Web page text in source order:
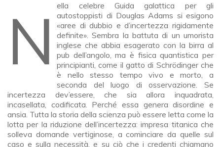
Nella celebre Guida galattica per gli
autostoppisti di Douglas Adams si esigono
«aree di dubbio e d’incertezza rigidamente
definite». Sembra la battuta di un umorista
inglese che abbia esagerato con la birra al
pub dell’angolo, ma è fisica quantistica per
principianti, come il gatto di Schrödinger che
è nello stesso tempo vivo e morto, a
seconda del luogo di osservazione. Se
incertezza dev’essere, che sia allora inquadrata,
incasellata, codificata. Perché essa genera disordine e
ansia. Tutta la storia della scienza può essere letta come la
lotta per la riduzione dell’incertezza: impresa titanica che
solleva domande vertiginose, a cominciare da quelle sul
caso e sulla necessità, e su ciò che i credenti chiamano